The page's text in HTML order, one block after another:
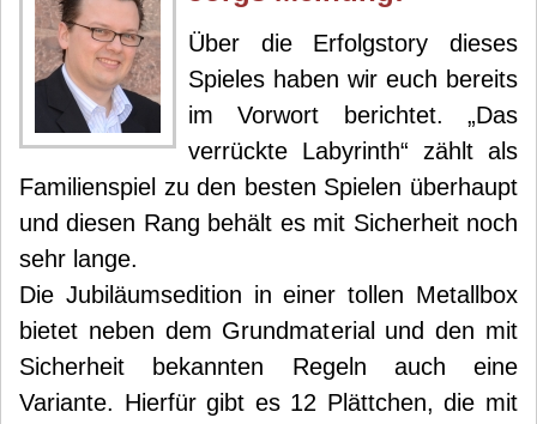
Über die Erfolgstory dieses
Spieles haben wir euch bereits
im Vorwort berichtet. „Das
verrückte Labyrinth“ zählt als
Familienspiel zu den besten Spielen überhaupt
und diesen Rang behält es mit Sicherheit noch
sehr lange.
Die Jubiläumsedition in einer tollen Metallbox
bietet neben dem Grundmaterial und den mit
Sicherheit bekannten Regeln auch eine
Variante. Hierfür gibt es 12 Plättchen, die mit